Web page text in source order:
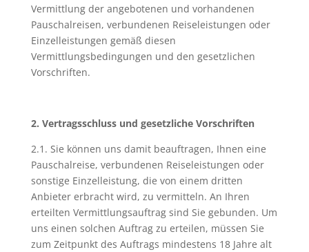
Vermittlung der angebotenen und vorhandenen
Pauschalreisen, verbundenen Reiseleistungen oder
Einzelleistungen gemäß diesen
Vermittlungsbedingungen und den gesetzlichen
Vorschriften.
2. Vertragsschluss und gesetzliche Vorschriften
2.1. Sie können uns damit beauftragen, Ihnen eine
Pauschalreise, verbundenen Reiseleistungen oder
sonstige Einzelleistung, die von einem dritten
Anbieter erbracht wird, zu vermitteln. An Ihren
erteilten Vermittlungsauftrag sind Sie gebunden. Um
uns einen solchen Auftrag zu erteilen, müssen Sie
zum Zeitpunkt des Auftrags mindestens 18 Jahre alt